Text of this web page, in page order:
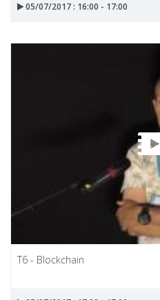
05/07/2017 : 16:00 - 17:00
T6 - Blockchain